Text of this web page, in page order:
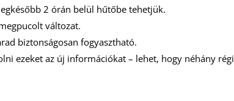
2 órán belül hűtőbe tehetjük.
változat.
biztonságosan fogyasztható.
ezeket az új információkat – lehet, hogy néhány régi